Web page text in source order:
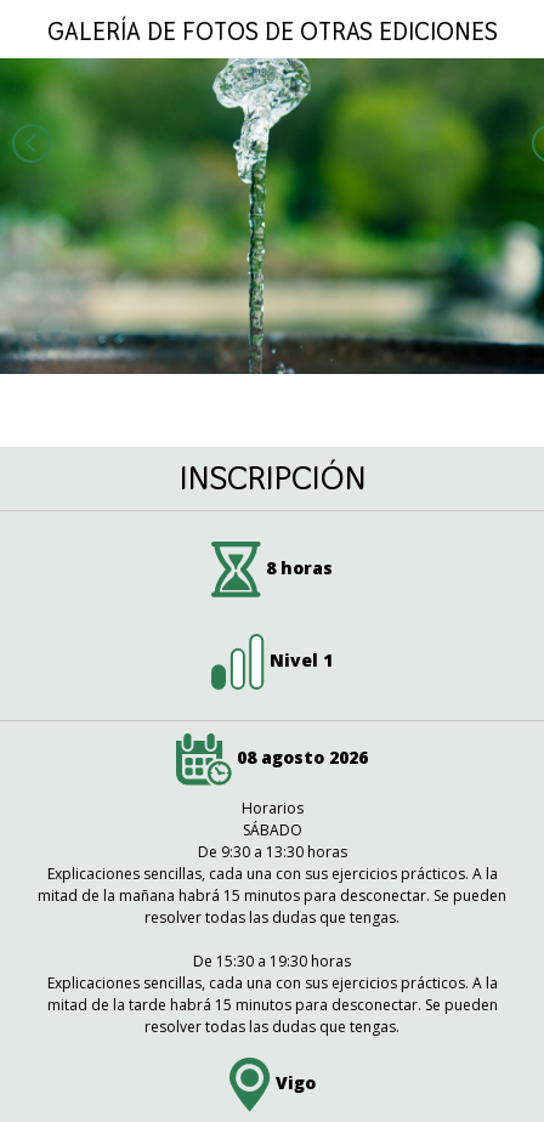
GALERÍA DE FOTOS DE OTRAS EDICIONES
INSCRIPCIÓN
8 horas
Nivel 1
08 agosto 2026
Horarios
SÁBADO
De 9:30 a 13:30 horas
Explicaciones sencillas, cada una con sus ejercicios prácticos. A la
mitad de la mañana habrá 15 minutos para desconectar. Se pueden
resolver todas las dudas que tengas.
De 15:30 a 19:30 horas
Explicaciones sencillas, cada una con sus ejercicios prácticos. A la
mitad de la tarde habrá 15 minutos para desconectar. Se pueden
resolver todas las dudas que tengas.
Vigo